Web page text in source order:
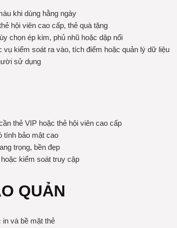
khi dùng hằng ngày
hội viên cao cấp, thẻ quà tặng
chọn ép kim, phủ nhũ hoặc dập nổi
kiểm soát ra vào, tích điểm hoặc quản lý dữ liệu
sử dụng
thẻ VIP hoặc thẻ hội viên cao cấp
tính bảo mật cao
trọng, bền đẹp
kiểm soát truy cập
QUẢN
và bề mặt thẻ